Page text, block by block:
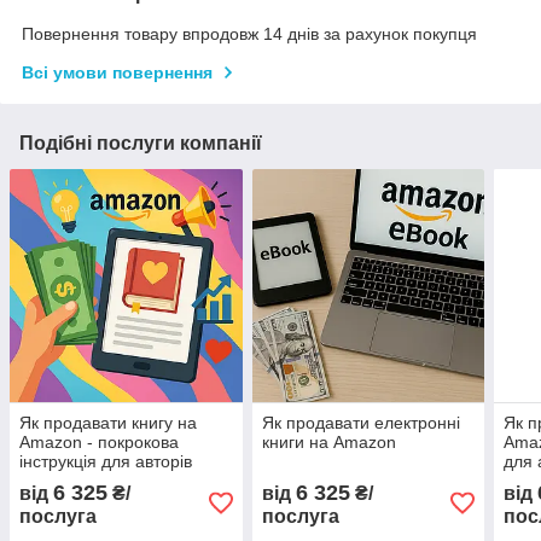
Повернення товару впродовж 14 днів за рахунок покупця
Всі умови повернення
Подібні послуги компанії
Як продавати книгу на
Amazon - покрокова
інструкція для авторів
від 6 325 ₴/
послуга
Як продавати електронні
книги на Amazon
від 6 325₴/
послуга
Як
для
від